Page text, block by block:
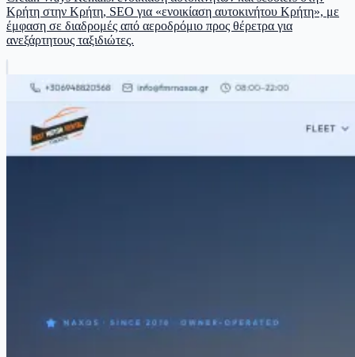
Κρήτη στην Κρήτη, SEO για «ενοικίαση αυτοκινήτου Κρήτη», με
έμφαση σε διαδρομές από αεροδρόμιο προς θέρετρα για
ανεξάρτητους ταξιδιώτες.